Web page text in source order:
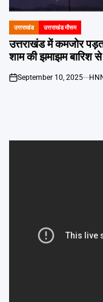
POSTED
IN
उत्तराखंड उत्तराखंड मौसम
उत्तराखंड में कमजोर
शाम की झमाझम बारिश से
on
September 10, 2025